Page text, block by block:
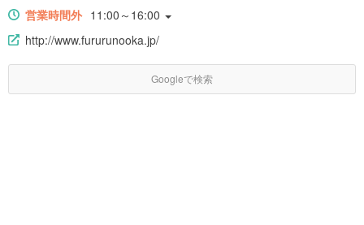
営業時間外 11:00～16:00
http://www.fururunooka.jp/
Googleで検索